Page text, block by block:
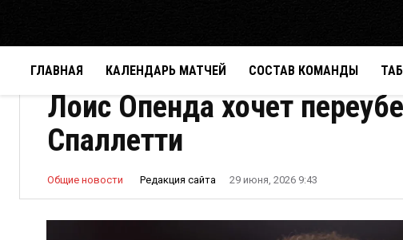
ГЛАВНАЯ КАЛЕНДАРЬ МАТЧЕЙ СОСТАВ КОМАНДЫ
Лоис Опенда хочет
Спаллетти
Общие новости Редакция сайта 29 июня, 2026 9:43